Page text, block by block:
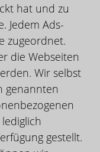
hat und zu
Jedem Ads-
zugeordnet.
die Webseiten
Wir selbst
genannten
gestellt.